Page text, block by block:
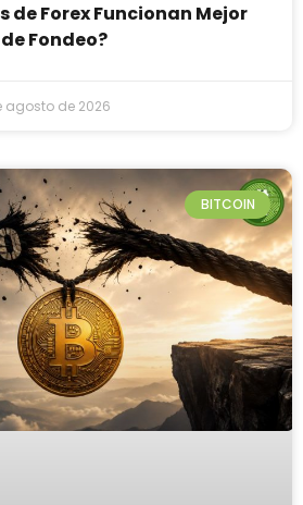
de Forex Funcionan Mejor
Fondeo?
agosto de 2026
BITCOIN